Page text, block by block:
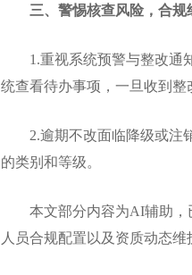
三、警惕核查风险，合规
1.重视系统预警与整改通知
统查看待办事项，一旦收到整
2.逾期不改面临降级或注销
的类别和等级。
本文部分内容为AI辅助，已
人员合规配置以及资质动态维